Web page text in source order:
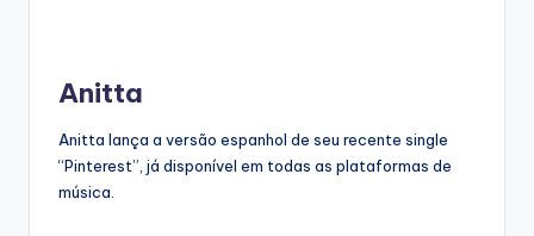
Anitta
Anitta lança a versão espanhol de seu recente single
“Pinterest”, já disponível em todas as plataformas de
música.